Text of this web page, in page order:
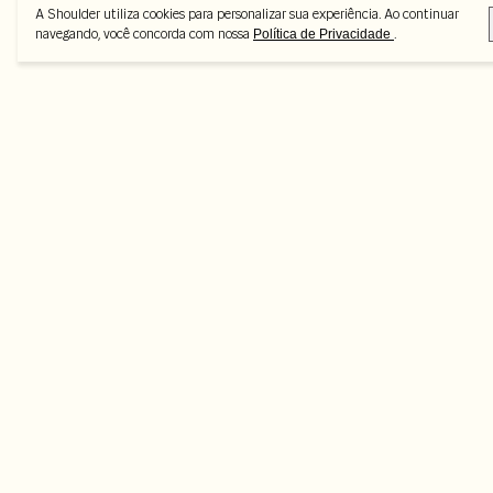
A Shoulder utiliza cookies para personalizar sua experiência. Ao continuar
navegando, você concorda com nossa Política de Privacidade .